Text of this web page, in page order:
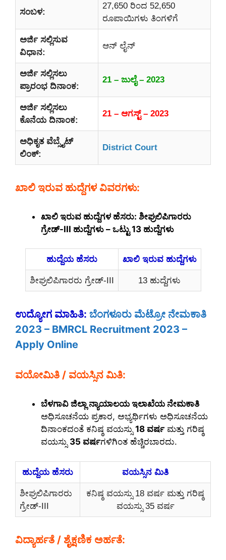
ಸಂಬಳ:
27,650 ರಿಂದ 52,650
ರೂಪಾಯಿಗಳು ತಿಂಗಳಿಗೆ
ಅರ್ಜಿ ಸಲ್ಲಿಸುವ
ವಿಧಾನ:
ಆನ್ ಲೈನ್
ಅರ್ಜಿ ಸಲ್ಲಿಸಲು
ಪ್ರಾರಂಭ ದಿನಾಂಕ:
21 – ಜುಲೈ – 2023
ಅರ್ಜಿ ಸಲ್ಲಿಸಲು
ಕೊನೆಯ ದಿನಾಂಕ:
21 – ಆಗಸ್ಟ್ – 2023
ಅಧಿಕೃತ ವೆಬ್ಸೈಟ್
ಲಿಂಕ್:
District Court
ಖಾಲಿ ಇರುವ ಹುದ್ದೆಗಳ ವಿವರಗಳು:
ಖಾಲಿ ಇರುವ ಹುದ್ದೆಗಳ ಹೆಸರು: ಶೀಘ್ರಲಿಪಿಗಾರರು
ಗ್ರೇಡ್-III ಹುದ್ದೆಗಳು – ಒಟ್ಟು 13 ಹುದ್ದೆಗಳು
ಹುದ್ದೆಯ ಹೆಸರು ಖಾಲಿ ಇರುವ ಹುದ್ದೆಗಳು
ಶೀಘ್ರಲಿಪಿಗಾರರು ಗ್ರೇಡ್-III 13 ಹುದ್ದೆಗಳು
ಉದ್ಯೋಗ ಮಾಹಿತಿ: ಬೆಂಗಳೂರು ಮೆಟ್ರೋ ನೇಮಕಾತಿ
2023 – BMRCL Recruitment 2023 –
Apply Online
ವಯೋಮಿತಿ / ವಯಸ್ಸಿನ ಮಿತಿ:
ಬೆಳಗಾವಿ ಜಿಲ್ಲಾ ನ್ಯಾಯಾಲಯ ಇಲಾಖೆಯ ನೇಮಕಾತಿ
ಅಧಿಸೂಚನೆಯ ಪ್ರಕಾರ, ಅಭ್ಯರ್ಥಿಗಳು ಅಧಿಸೂಚನೆಯ
ದಿನಾಂಕದಂತೆ ಕನಿಷ್ಠ ವಯಸ್ಸು 18 ವರ್ಷಮತ್ತು ಗರಿಷ್ಠ
ವಯಸ್ಸು 35 ವರ್ಷಗಳಿಗಿಂತ ಹೆಚ್ಚಿರಬಾರದು.
ಹುದ್ದೆಯ ಹೆಸರು ವಯಸ್ಸಿನ ಮಿತಿ
ಶೀಘ್ರಲಿಪಿಗಾರರು
ಗ್ರೇಡ್-III
ಕನಿಷ್ಠ ವಯಸ್ಸು 18 ವರ್ಷ ಮತ್ತು ಗರಿಷ್ಠ
ವಯಸ್ಸು 35 ವರ್ಷ
ವಿದ್ಯಾರ್ಹತೆ / ಶೈಕ್ಷಣಿಕ ಅರ್ಹತೆ: